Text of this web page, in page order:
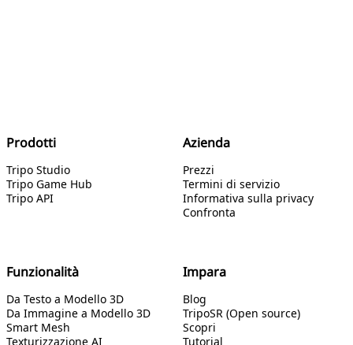
Prodotti
Tripo Studio
Tripo Game Hub
Tripo API
Azienda
Prezzi
Termini di servizio
Informativa sulla privacy
Confronta
Funzionalità
Da Testo a Modello 3D
Da Immagine a Modello 3D
Smart Mesh
Texturizzazione AI
Impara
Blog
TripoSR (Open source)
Scopri
Tutorial